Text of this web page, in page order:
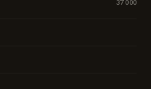
37 000